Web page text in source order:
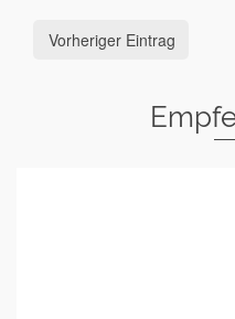
Vorheriger Eintrag